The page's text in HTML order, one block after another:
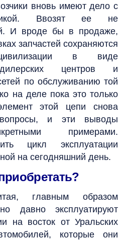
вновь имеют дело с
Ввозят ее не
И вроде бы в продаже,
запчастей сохраняются
в виде
дилерских центров и
по обслуживанию той
на деле пока это только
этой цепи снова
и эти выводы
примерами.
цикл эксплуатации
на сегодняшний день.
главным образом
давно эксплуатируют
на восток от Уральских
которые они